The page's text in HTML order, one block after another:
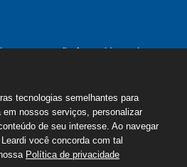
constantes são fornecidas pelo
sujeitas a alteração a qualquer
Roberto Leardi | Todos os direitos
tecnologias semelhantes para
em nossos serviços, personalizar
de seu interesse. Ao navegar
você concorda com tal
Política de privacidade